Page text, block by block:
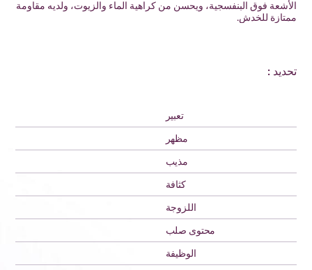
الأشعة فوق البنفسجية، ويحسن من كراهية الماء والزيوت، ولديه مقاومة
ممتازة للخدش.
تحديد :
تعبير
مظهر
مذيب
كثافة
اللزوجة
محتوى صلب
الوظيفة